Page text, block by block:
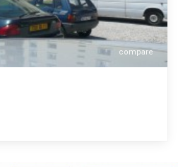
compare